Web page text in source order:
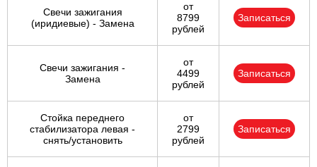
Свечи зажигания
(иридиевые) - Замена
от
8799
рублей
Записаться
Свечи зажигания -
Замена
от
4499
рублей
Записаться
Стойка переднего
стабилизатора левая -
снять/установить
от
2799
рублей
Записаться